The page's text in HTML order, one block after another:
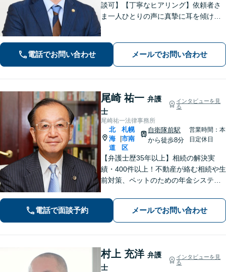
談可】【丁寧なヒアリング】依頼者さ
ま一人ひとりの声に真摯に耳を傾け、
度弁護士にご相談ください。最善の解
決策を共に考えていきましょう。
電話でお問い合わせ メールでお問い合わせ
尾崎 祐一 弁護
士
インタビューを見
る
尾崎祐一法律事務所
北
海
道
札幌
市南
区
自衛隊前駅
から徒歩8分
営業時間：本
日定休日
【弁護士歴35年以上】相続の解決実
績・400件以上！不動産が絡む相続や生
前対策、ペットのための年金システム
金・刑事事件・不動産トラブルなど幅
広く対応。依頼者の背景に潜む原因を
しっかり把握することを心がけていま
す。
電話で面談予約 メールでお問い合わせ
村上 充洋 弁護
士
インタビューを見
る